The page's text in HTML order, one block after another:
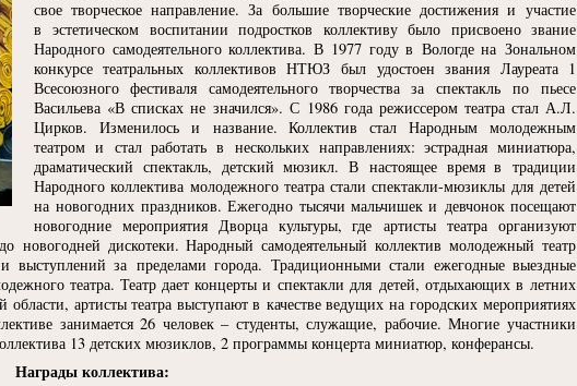
свое творческое направление. За большие творческие достижения и участие
в эстетическом воспитании подростков коллективу было присвоено звание
Народного самодеятельного коллектива. В 1977 году в Вологде на Зональном
конкурсе театральных коллективов НТЮЗ был удостоен звания Лауреата 1
Всесоюзного фестиваля самодеятельного творчества за спектакль по пьесе
Васильева «В списках не значился». С 1986 года режиссером театра стал А.Л.
Цирков. Изменилось и название. Коллектив стал Народным молодежным
театром и стал работать в нескольких направлениях: эстрадная миниатюра,
драматический спектакль, детский мюзикл. В настоящее время в традиции
Народного коллектива молодежного театра стали спектакли-мюзиклы для детей
на новогодних праздников. Ежегодно тысячи мальчишек и девчонок посещают
новогодние мероприятия Дворца культуры, где артисты театра организуют
дискотеки. Народный самодеятельный коллектив молодежный театр
выступлений за пределами города. Традиционными стали ежегодные выездные
театра. Театр дает концерты и спектакли для детей, отдыхающих в летних
артисты театра выступают в качестве ведущих на городских мероприятиях
занимается 26 человек – студенты, служащие, рабочие. Многие участники
13 детских мюзиклов, 2 программы концерта миниатюр, конферансы.
Награды коллектива: